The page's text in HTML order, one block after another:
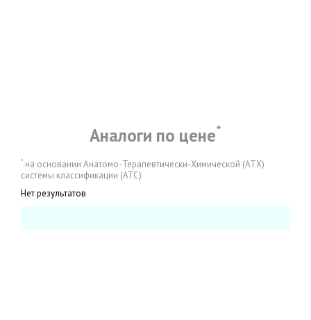
Аналоги по цене*
* на основании Анатомо-Терапевтически-Химической (АТХ)
системы классификации (АТС)
Нет результатов